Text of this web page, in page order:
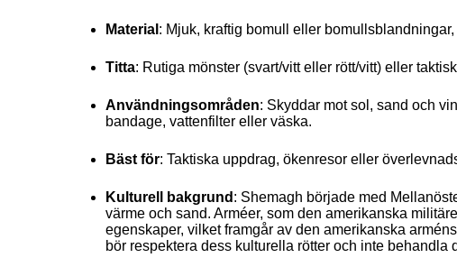
Material : Mjuk, kraftig bomull eller
Titta: Rutiga mönster (svart/vitt eller rött/vitt) eller
Användningsområden: Skyddar mot sol, sand och
bandage, vattenfilter eller väska.
Bäst för: Taktiska uppdrag, ökenresor eller
Kulturell bakgrund : Shemagh började med
värme och sand. Arméer, som den amerikanska
egenskaper, vilket framgår av den amerikanska
bör respektera dess kulturella rötter och inte behandla